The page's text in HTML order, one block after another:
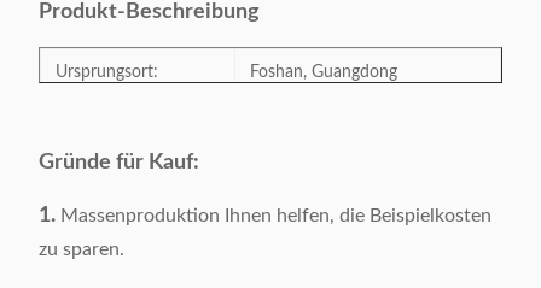
Produkt-Beschreibung
Ursprungsort: Foshan, Guangdong
Kategorie:
Art: Modern
Gründe für Kauf:
1. Massenproduktion Ihnen helfen, die Beispielkosten
zu sparen.